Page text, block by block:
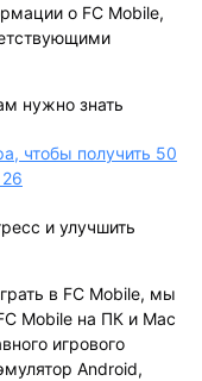
о FC Mobile,
нужно знать
чтобы получить 50
и улучшить
в FC Mobile, мы
Mobile на ПК и Mac
игрового
Android,